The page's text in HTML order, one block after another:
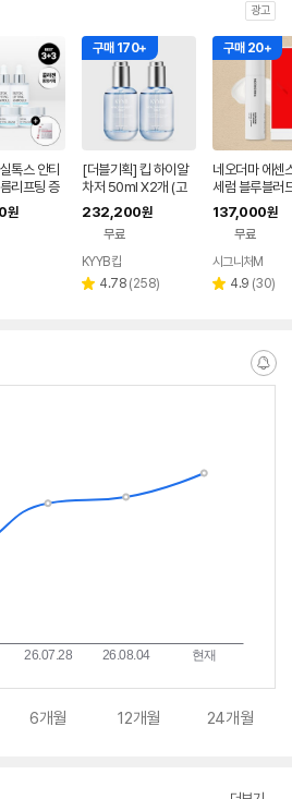
광고
톡스 안티
리프팅 증
원
구매 170+
[더블기획] 킵 하이알
차저 50ml X2개 (고
분자 히알루론산 1% #
속피부충전제)
232,200원
무료
페이
KYYB 킵
별 4.78 리
(258)
구매 20+
네오더마 에센
세럼 블루블러
습앰
137,000원
무료
페
시그니처M
별 4.9 리
(30)
알
6개월 12개월 24개월